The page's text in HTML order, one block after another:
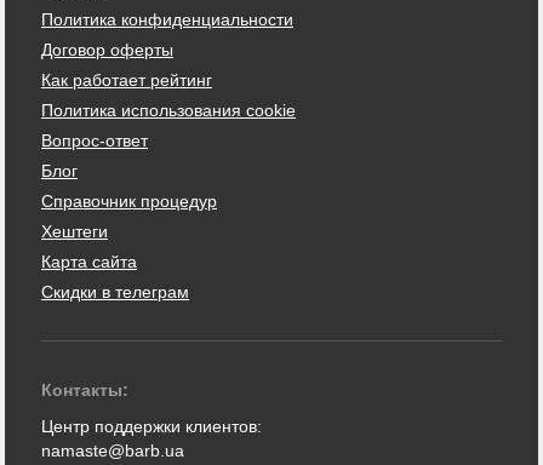
Политика конфиденциальности
Договор оферты
Как работает рейтинг
Политика использования cookie
Вопрос-ответ
Блог
Справочник процедур
Хештеги
Карта сайта
Скидки в телеграм
Контакты:
Центр поддержки клиентов:
namaste@barb.ua